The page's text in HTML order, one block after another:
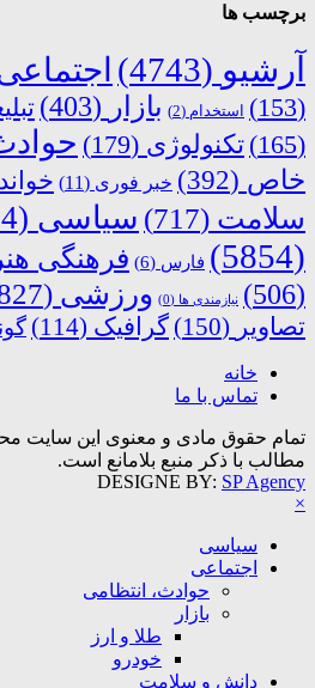
برچسب ها
آرشیو (4743)
(153)
استخدام (2) بازار (403)
(165)
تکنولوژی (179)
خاص (392) خبر فوری (11)
سلامت (717) سیاسی (1894)
(5854)
فارس (6) فرهنگی
(506)
نیازمندی ها (0) ورزشی (827)
تصاویر (150) گرافیک (114)
خانه
تماس با ما
تمام حقوق مادی و معنوی این سایت
مطالب با ذکر منبع بلامانع است.
DESIGNE BY: SP Agency
×
سیاسی
اجتماعی
حوادث، انتظامی
بازار
طلا و ارز
خودرو
دانش و سلامت